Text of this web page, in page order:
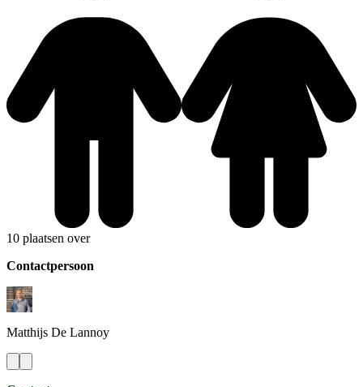
10 plaatsen over
Contactpersoon
Matthijs De Lannoy